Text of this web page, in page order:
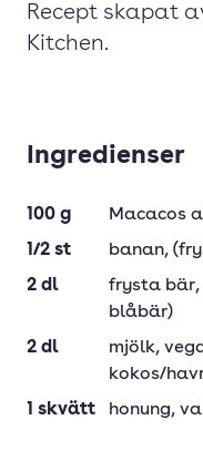
Recept skapat
Kitchen.
Ingredienser
100 g Macacos
1/2 st banan,
2 dl frysta bär
blåbär)
2 dl mjölk,
kokos/
1 skvätt honung,